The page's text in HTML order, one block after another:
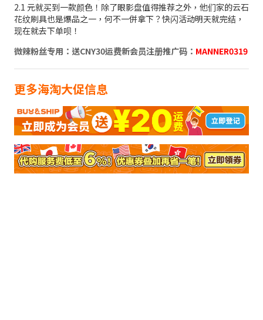
2.1 元就买到一款颜色！除了眼影盘值得推荐之外，他们家的云石
花纹刷具也是爆品之一，何不一併拿下？快闪活动明天就完结，
现在就去下单呗！
微辣粉丝专用：送CNY30运费新会员注册推广码： MANNER0319
更多海淘大促信息